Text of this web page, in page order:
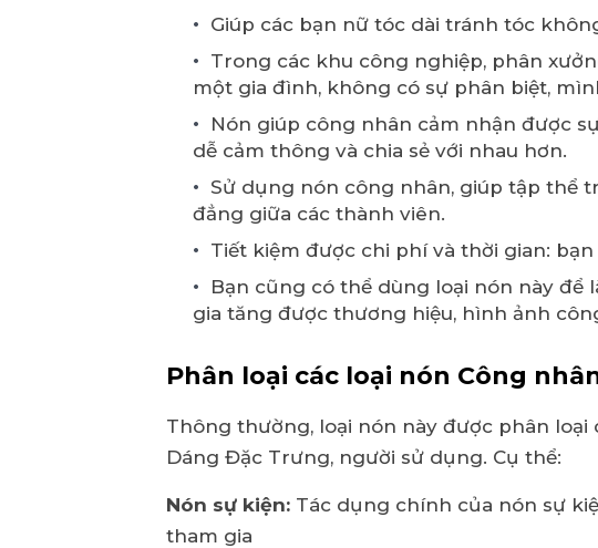
Giúp các bạn nữ tóc dài tránh tóc
Trong các khu công nghiệp, phân
một gia đình, không có sự phân biệt,
Nón giúp công nhân cảm nhận được
dễ cảm thông và chia sẻ với nhau hơn.
Sử dụng nón công nhân, giúp tập thể
đẳng giữa các thành viên.
Tiết kiệm được chi phí và thời gian:
Bạn cũng có thể dùng loại nón này để
gia tăng được thương hiệu, hình ảnh
Phân loại các loại nón Công
Thông thường, loại nón này được phân
Dáng Đặc Trưng, người sử dụng. Cụ thể:
Nón sự kiện:Tác dụng chính của nón sự
tham gia